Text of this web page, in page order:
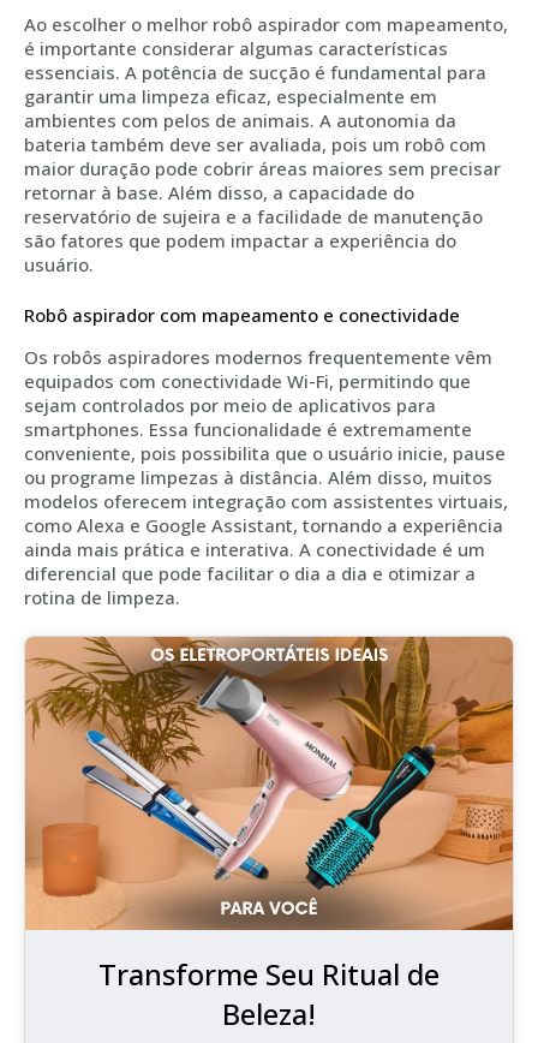
Ao escolher o melhor robô aspirador com mapeamento,
é importante considerar algumas características
essenciais. A potência de sucção é fundamental para
garantir uma limpeza eficaz, especialmente em
ambientes com pelos de animais. A autonomia da
bateria também deve ser avaliada, pois um robô com
maior duração pode cobrir áreas maiores sem precisar
retornar à base. Além disso, a capacidade do
reservatório de sujeira e a facilidade de manutenção
são fatores que podem impactar a experiência do
usuário.
Robô aspirador com mapeamento e conectividade
Os robôs aspiradores modernos frequentemente vêm
equipados com conectividade Wi-Fi, permitindo que
sejam controlados por meio de aplicativos para
smartphones. Essa funcionalidade é extremamente
conveniente, pois possibilita que o usuário inicie, pause
ou programe limpezas à distância. Além disso, muitos
modelos oferecem integração com assistentes virtuais,
como Alexa e Google Assistant, tornando a experiência
ainda mais prática e interativa. A conectividade é um
diferencial que pode facilitar o dia a dia e otimizar a
rotina de limpeza.
Transforme Seu Ritual de
Beleza!